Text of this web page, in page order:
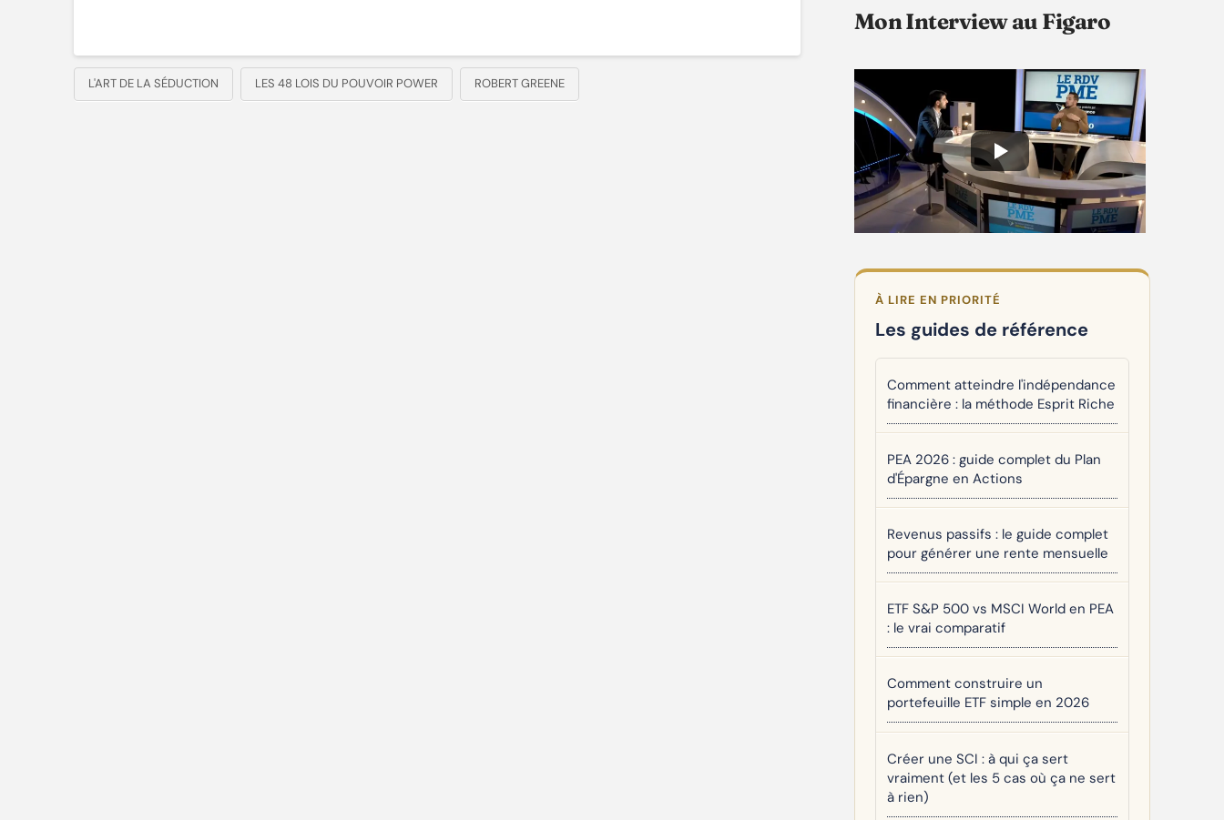
L'ART DE LA SÉDUCTION LES 48 LOIS DU POUVOIR POWER ROBERT GREENE
Mon Interview au Figaro
À LIRE EN PRIORITÉ
Les guides de référence
Comment atteindre l'indépendance
financière : la méthode Esprit Riche
PEA 2026 : guide complet du Plan
d'Épargne en Actions
Revenus passifs : le guide complet
pour générer une rente mensuelle
ETF S&P 500 vs MSCI World en PEA
: le vrai comparatif
Comment construire un
portefeuille ETF simple en 2026
Créer une SCI : à qui ça sert
vraiment (et les 5 cas où ça ne sert
à rien)